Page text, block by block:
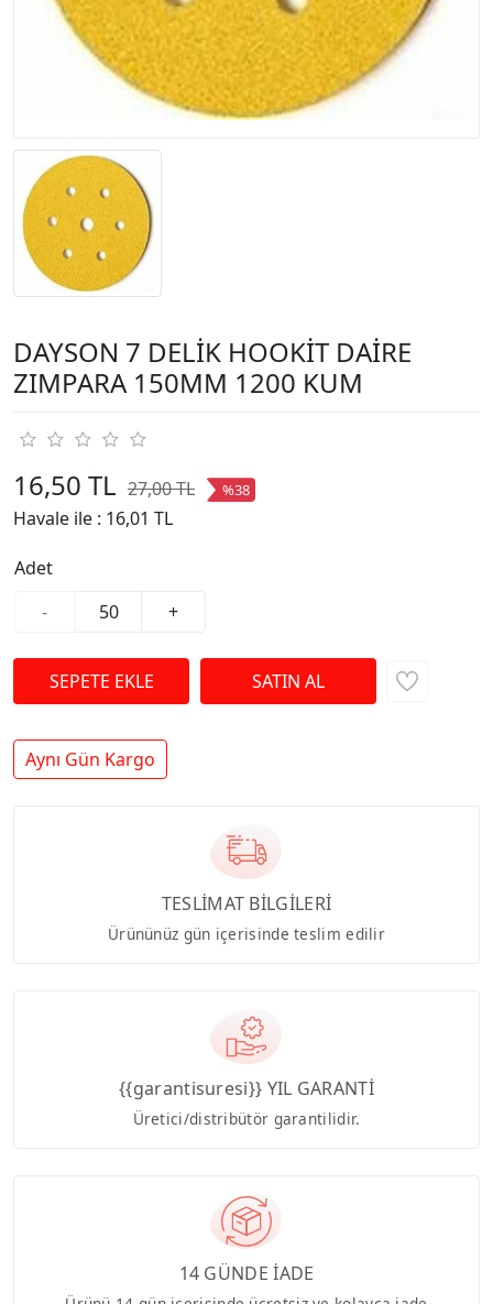
DAYSON 7 DELİK HOOKİT DAİRE
ZIMPARA 150MM 1200 KUM
16,50 TL 27,00 TL %38
Havale ile : 16,01 TL
Adet
-
+
Aynı Gün Kargo
TESLİMAT BİLGİLERİ
Ürününüz gün içerisinde teslim edilir
{{garantisuresi}} YIL GARANTİ
Üretici/distribütör garantilidir.
14 GÜNDE İADE